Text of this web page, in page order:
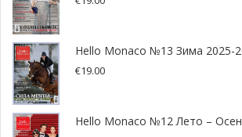
Выбор старшеклассников
Жиль Маршан (Gilles Marchand) за
bouche sans personne», Aux Forges de
В этом романе главный персонаж
Hello Monaco №13 Зима 2025-
€19.00
Hello Monaco №12 Лето –